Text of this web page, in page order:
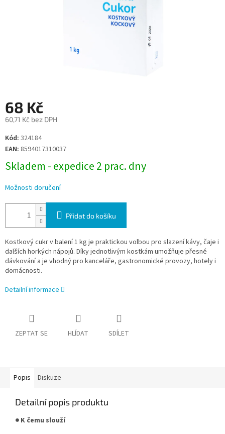
68 Kč
60,71 Kč bez DPH
Měrná
cena:
Kód: 324184
EAN: 8594017310037
Skladem - expedice 2 prac. dny
Možnosti doručení
Přidat do košíku
Kostkový cukr v balení 1 kg je praktickou volbou pro slazení kávy, čaje i
dalších horkých nápojů. Díky jednotlivým kostkám umožňuje přesné
dávkování a je vhodný pro kanceláře, gastronomické provozy, hotely i
domácnosti.
Detailní informace
ZEPTAT SE HLÍDAT SDÍLET
Popis Diskuze
Detailní popis produktu
● K čemu slouží